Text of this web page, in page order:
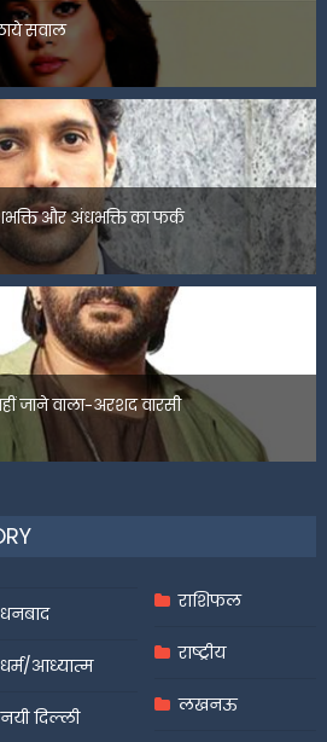
सवाल
और अंधभक्ति का फर्क
जाने वाला-अरशद वारसी
धनबाद
धर्म/आध्यात्म
नयी दिल्ली
राशिफल
राष्ट्रीय
लखनऊ